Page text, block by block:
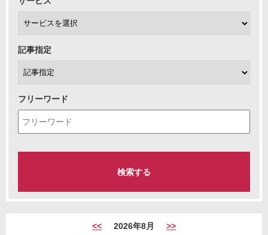
記事指定
フリーワード
<< 2026年8月 >>